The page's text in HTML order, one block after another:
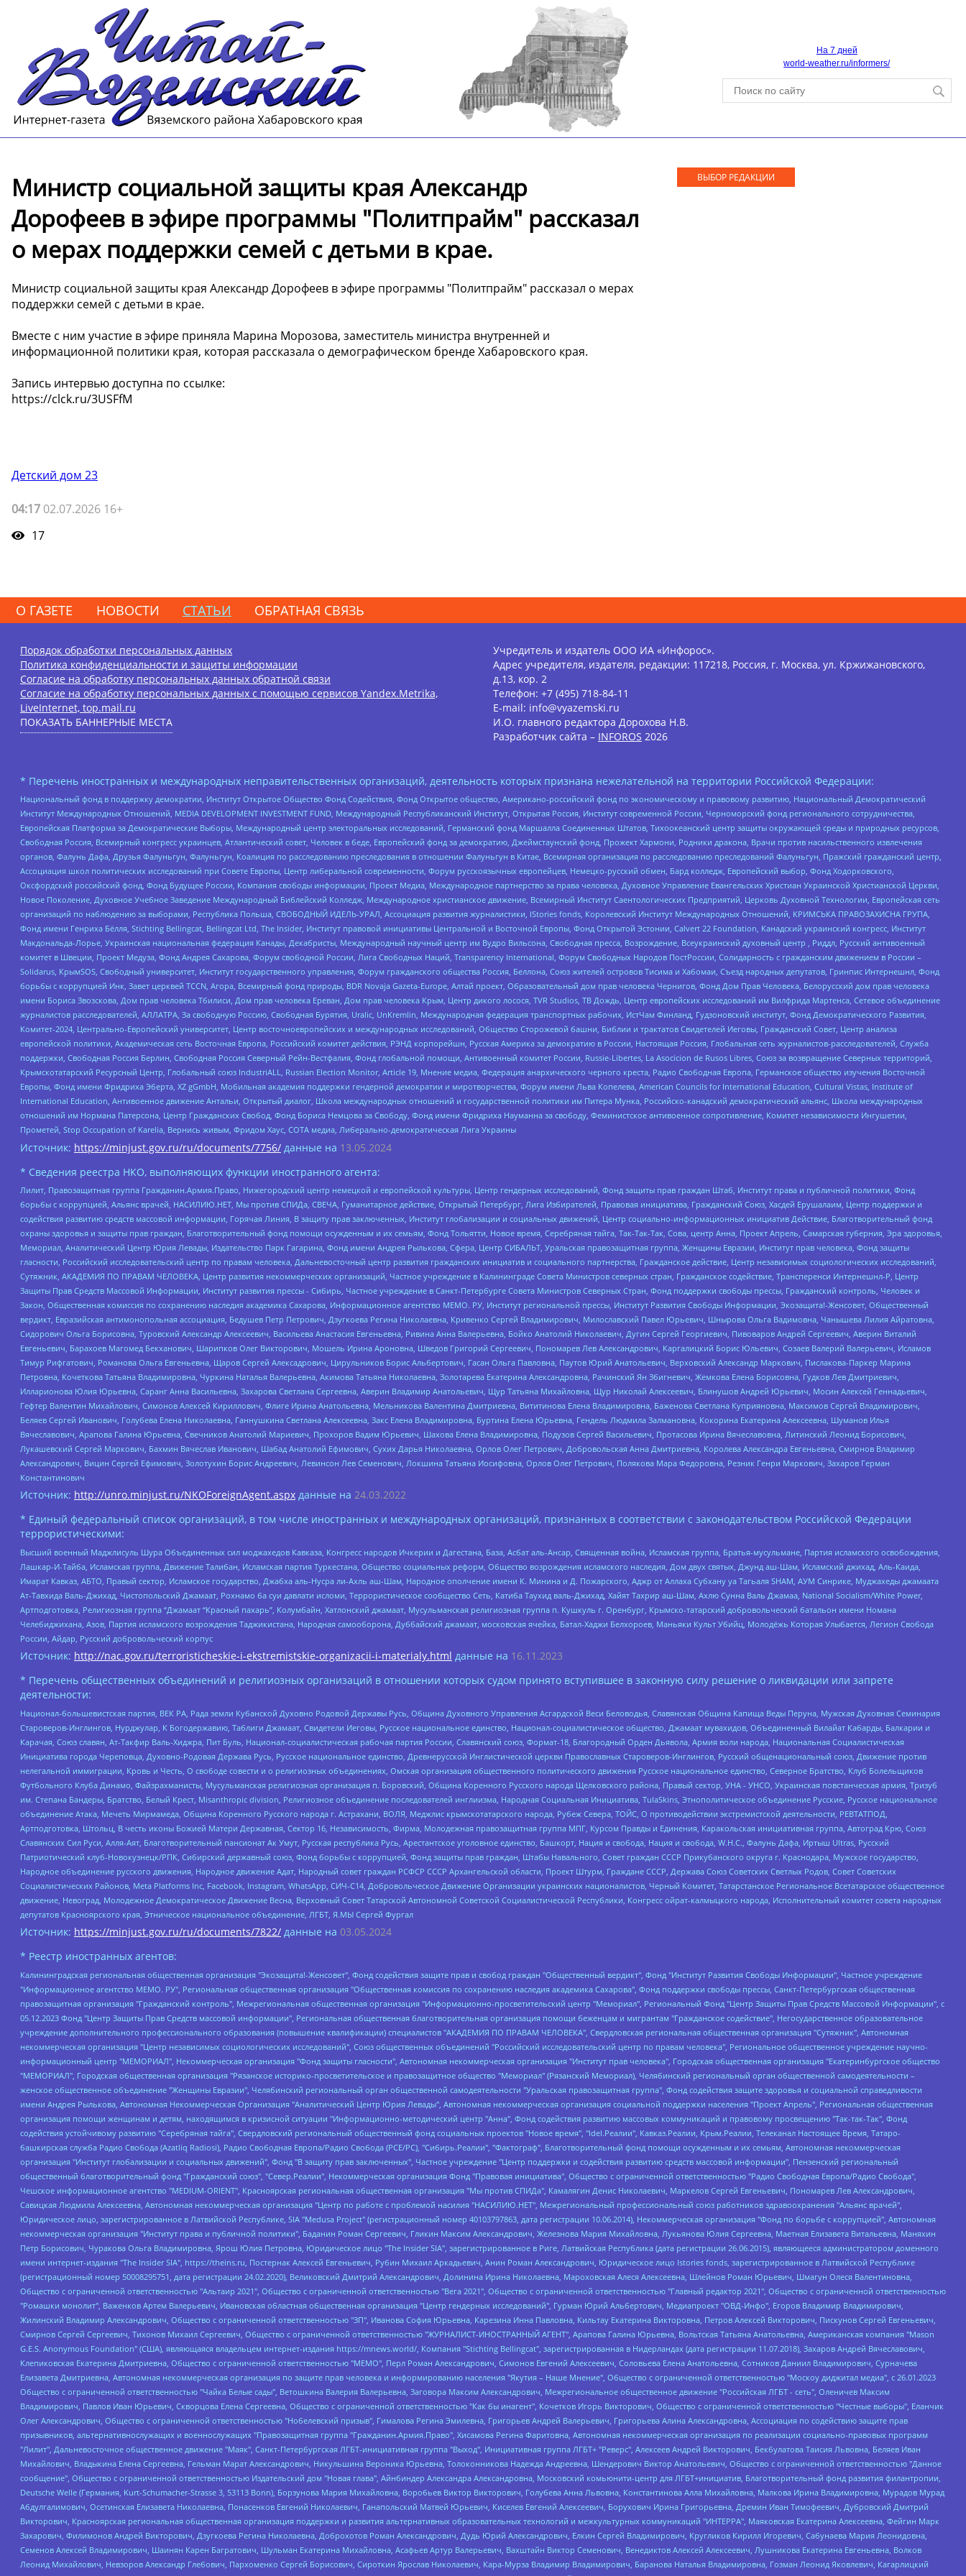
На 7 дней
world-weather.ru/informers/
Министр социальной защиты края Александр
Дорофеев в эфире программы "Политпрайм" рассказал
о мерах поддержки семей с детьми в крае.
Министр социальной защиты края Александр Дорофеев в эфире программы "Политпрайм" рассказал о мерах
поддержки семей с детьми в крае.
Вместе с ним участие в эфире приняла Марина Морозова, заместитель министра внутренней и
информационной политики края, которая рассказала о демографическом бренде Хабаровского края.
Запись интервью доступна по ссылке:
https://clck.ru/3USFfM
Детский дом 23
04:17 02.07.2026 16+
17
ВЫБОР РЕДАКЦИИ
О ГАЗЕТЕ НОВОСТИ СТАТЬИ ОБРАТНАЯ СВЯЗЬ
Порядок обработки персональных данных
Политика конфиденциальности и защиты информации
Согласие на обработку персональных данных обратной связи
Согласие на обработку персональных данных с помощью сервисов Yandex.Metrika,
LiveInternet, top.mail.ru
ПОКАЗАТЬ БАННЕРНЫЕ МЕСТА
Учредитель и издатель ООО ИА «Инфорос».
Адрес учредителя, издателя, редакции: 117218, Россия, г. Москва, ул. Кржижановского,
д.13, кор. 2
Телефон: +7 (495) 718-84-11
E-mail: info@vyazemski.ru
И.О. главного редактора Дорохова Н.В.
Разработчик сайта – INFOROS 2026
* Перечень иностранных и международных неправительственных организаций, деятельность которых признана нежелательной на территории Российской Федерации:
Национальный фонд в поддержку демократии, Институт Открытое Общество Фонд Содействия, Фонд Открытое общество, Американо-российский фонд по экономическому и правовому развитию, Национальный Демократический
Институт Международных Отношений, MEDIA DEVELOPMENT INVESTMENT FUND, Международный Республиканский Институт, Открытая Россия, Институт современной России, Черноморский фонд регионального сотрудничества,
Европейская Платформа за Демократические Выборы, Международный центр электоральных исследований, Германский фонд Маршалла Соединенных Штатов, Тихоокеанский центр защиты окружающей среды и природных ресурсов,
Свободная Россия, Всемирный конгресс украинцев, Атлантический совет, Человек в беде, Европейский фонд за демократию, Джеймстаунский фонд, Прожект Хармони, Родники дракона, Врачи против насильственного извлечения
органов, Фалунь Дафа, Друзья Фалуньгун, Фалуньгун, Коалиция по расследованию преследования в отношении Фалуньгун в Китае, Всемирная организация по расследованию преследований Фалуньгун, Пражский гражданский центр,
Ассоциация школ политических исследований при Совете Европы, Центр либеральной современности, Форум русскоязычных европейцев, Немецко-русский обмен, Бард колледж, Европейский выбор, Фонд Ходорковского,
Оксфордский российский фонд, Фонд Будущее России, Компания свободы информации, Проект Медиа, Международное партнерство за права человека, Духовное Управление Евангельских Христиан Украинской Христианской Церкви,
Новое Поколение, Духовное Учебное Заведение Международный Библейский Колледж, Международное христианское движение, Всемирный Институт Саентологических Предприятий, Церковь Духовной Технологии, Европейская сеть
организаций по наблюдению за выборами, Республика Польша, СВОБОДНЫЙ ИДЕЛЬ-УРАЛ, Ассоциация развития журналистики, IStories fonds, Королевский Институт Международных Отношений, КРИМСЬКА ПРАВОЗАХИСНА ГРУПА,
Фонд имени Генриха Бёлля, Stichting Bellingcat, Bellingcat Ltd, The Insider, Институт правовой инициативы Центральной и Восточной Европы, Фонд Открытой Эстонии, Calvert 22 Foundation, Канадский украинский конгресс, Институт
Макдональда-Лорье, Украинская национальная федерация Канады, Декабристы, Международный научный центр им Вудро Вильсона, Свободная пресса, Возрождение, Всеукраинский духовный центр , Риддл, Русский антивоенный
комитет в Швеции, Проект Медуза, Фонд Андрея Сахарова, Форум свободной России, Лига Свободных Наций, Transparеncy International, Форум Свободных Народов ПостРоссии, Солидарность с гражданским движением в России –
Solidarus, КрымSOS, Свободный университет, Институт государственного управления, Форум гражданского общества Россия, Беллона, Союз жителей островов Тисима и Хабомаи, Съезд народных депутатов, Гринпис Интернешнл, Фонд
борьбы с коррупцией Инк, Завет церквей TCCN, Агора, Всемирный фонд природы, BDR Novaja Gazeta-Europe, Алтай проект, Образовательный дом прав человека Чернигов, Фонд Дом Прав Человека, Белорусский дом прав человека
имени Бориса Звозскова, Дом прав человека Тбилиси, Дом прав человека Ереван, Дом прав человека Крым, Центр дикого лосося, TVR Studios, ТВ Дождь, Центр европейских исследований им Вилфрида Мартенса, Сетевое объединение
журналистов расследователей, АЛЛАТРА, За свободную Россию, Свободная Бурятия, Uralic, UnKremlin, Международная федерация транспортных рабочих, ИстЧам Финланд, Гудзоновский институт, Фонд Демократического Развития,
Комитет-2024, Центрально-Европейский университет, Центр восточноевропейских и международных исследований, Общество Сторожевой башни, Библии и трактатов Свидетелей Иеговы, Гражданский Совет, Центр анализа
европейской политики, Академическая сеть Восточная Европа, Российский комитет действия, РЭНД корпорейшн, Русская Америка за демократию в России, Настоящая Россия, Глобальная сеть журналистов-расследователей, Служба
поддержки, Свободная Россия Берлин, Свободная Россия Северный Рейн-Вестфалия, Фонд глобальной помощи, Антивоенный комитет России, Russie-Libertes, La Asocicion de Rusos Libres, Союз за возвращение Северных территорий,
Крымскотатарский Ресурсный Центр, Глобальный союз IndustriALL, Russian Election Monitor, Article 19, Мнение медиа, Федерация анархического черного креста, Радио Свободная Европа, Германское общество изучения Восточной
Европы, Фонд имени Фридриха Эберта, XZ gGmbH, Мобильная академия поддержки гендерной демократии и миротворчества, Форум имени Льва Копелева, American Councils for International Education, Cultural Vistas, Institute of
International Education, Антивоенное движение Антальи, Открытый диалог, Школа международных отношений и государственной политики им Питера Мунка, Российско-канадский демократический альянс, Школа международных
отношений им Нормана Патерсона, Центр Гражданских Свобод, Фонд Бориса Немцова за Свободу, Фонд имени Фридриха Науманна за свободу, Феминистское антивоенное сопротивление, Комитет независимости Ингушетии,
Прометей, Stop Occupation of Karelia, Вернись живым, Фридом Хаус, СОТА медиа, Либерально-демократическая Лига Украины
Источник: https://minjust.gov.ru/ru/documents/7756/ данные на 13.05.2024
* Сведения реестра НКО, выполняющих функции иностранного агента:
Лилит, Правозащитная группа Гражданин.Армия.Право, Нижегородский центр немецкой и европейской культуры, Центр гендерных исследований, Фонд защиты прав граждан Штаб, Институт права и публичной политики, Фонд
борьбы с коррупцией, Альянс врачей, НАСИЛИЮ.НЕТ, Мы против СПИДа, СВЕЧА, Гуманитарное действие, Открытый Петербург, Лига Избирателей, Правовая инициатива, Гражданский Союз, Хасдей Ерушалаим, Центр поддержки и
содействия развитию средств массовой информации, Горячая Линия, В защиту прав заключенных, Институт глобализации и социальных движений, Центр социально-информационных инициатив Действие, Благотворительный фонд
охраны здоровья и защиты прав граждан, Благотворительный фонд помощи осужденным и их семьям, Фонд Тольятти, Новое время, Серебряная тайга, Так-Так-Так, Сова, центр Анна, Проект Апрель, Самарская губерния, Эра здоровья,
Мемориал, Аналитический Центр Юрия Левады, Издательство Парк Гагарина, Фонд имени Андрея Рылькова, Сфера, Центр СИБАЛЬТ, Уральская правозащитная группа, Женщины Евразии, Институт прав человека, Фонд защиты
гласности, Российский исследовательский центр по правам человека, Дальневосточный центр развития гражданских инициатив и социального партнерства, Гражданское действие, Центр независимых социологических исследований,
Сутяжник, АКАДЕМИЯ ПО ПРАВАМ ЧЕЛОВЕКА, Центр развития некоммерческих организаций, Частное учреждение в Калининграде Совета Министров северных стран, Гражданское содействие, Трансперенси Интернешнл-Р, Центр
Защиты Прав Средств Массовой Информации, Институт развития прессы - Сибирь, Частное учреждение в Санкт-Петербурге Совета Министров Северных Стран, Фонд поддержки свободы прессы, Гражданский контроль, Человек и
Закон, Общественная комиссия по сохранению наследия академика Сахарова, Информационное агентство МЕМО. РУ, Институт региональной прессы, Институт Развития Свободы Информации, Экозащита!-Женсовет, Общественный
вердикт, Евразийская антимонопольная ассоциация, Бедушев Петр Петрович, Дзугкоева Регина Николаевна, Кривенко Сергей Владимирович, Милославский Павел Юрьевич, Шнырова Ольга Вадимовна, Чанышева Лилия Айратовна,
Сидорович Ольга Борисовна, Туровский Александр Алексеевич, Васильева Анастасия Евгеньевна, Ривина Анна Валерьевна, Бойко Анатолий Николаевич, Дугин Сергей Георгиевич, Пивоваров Андрей Сергеевич, Аверин Виталий
Евгеньевич, Барахоев Магомед Бекханович, Шарипков Олег Викторович, Мошель Ирина Ароновна, Шведов Григорий Сергеевич, Пономарев Лев Александрович, Каргалицкий Борис Юльевич, Созаев Валерий Валерьевич, Исламов
Тимур Рифгатович, Романова Ольга Евгеньевна, Щаров Сергей Алексадрович, Цирульников Борис Альбертович, Гасан Ольга Павловна, Паутов Юрий Анатольевич, Верховский Александр Маркович, Пислакова-Паркер Марина
Петровна, Кочеткова Татьяна Владимировна, Чуркина Наталья Валерьевна, Акимова Татьяна Николаевна, Золотарева Екатерина Александровна, Рачинский Ян Збигневич, Жемкова Елена Борисовна, Гудков Лев Дмитриевич,
Илларионова Юлия Юрьевна, Саранг Анна Васильевна, Захарова Светлана Сергеевна, Аверин Владимир Анатольевич, Щур Татьяна Михайловна, Щур Николай Алексеевич, Блинушов Андрей Юрьевич, Мосин Алексей Геннадьевич,
Гефтер Валентин Михайлович, Симонов Алексей Кириллович, Флиге Ирина Анатольевна, Мельникова Валентина Дмитриевна, Вититинова Елена Владимировна, Баженова Светлана Куприяновна, Максимов Сергей Владимирович,
Беляев Сергей Иванович, Голубева Елена Николаевна, Ганнушкина Светлана Алексеевна, Закс Елена Владимировна, Буртина Елена Юрьевна, Гендель Людмила Залмановна, Кокорина Екатерина Алексеевна, Шуманов Илья
Вячеславович, Арапова Галина Юрьевна, Свечников Анатолий Мариевич, Прохоров Вадим Юрьевич, Шахова Елена Владимировна, Подузов Сергей Васильевич, Протасова Ирина Вячеславовна, Литинский Леонид Борисович,
Лукашевский Сергей Маркович, Бахмин Вячеслав Иванович, Шабад Анатолий Ефимович, Сухих Дарья Николаевна, Орлов Олег Петрович, Добровольская Анна Дмитриевна, Королева Александра Евгеньевна, Смирнов Владимир
Александрович, Вицин Сергей Ефимович, Золотухин Борис Андреевич, Левинсон Лев Семенович, Локшина Татьяна Иосифовна, Орлов Олег Петрович, Полякова Мара Федоровна, Резник Генри Маркович, Захаров Герман
Константинович
Источник: http://unro.minjust.ru/NKOForeignAgent.aspx данные на 24.03.2022
* Единый федеральный список организаций, в том числе иностранных и международных организаций, признанных в соответствии с законодательством Российской Федерации
террористическими:
Высший военный Маджлисуль Шура Объединенных сил моджахедов Кавказа, Конгресс народов Ичкерии и Дагестана, База, Асбат аль-Ансар, Священная война, Исламская группа, Братья-мусульмане, Партия исламского освобождения,
Лашкар-И-Тайба, Исламская группа, Движение Талибан, Исламская партия Туркестана, Общество социальных реформ, Общество возрождения исламского наследия, Дом двух святых, Джунд аш-Шам, Исламский джихад, Аль-Каида,
Имарат Кавказ, АБТО, Правый сектор, Исламское государство, Джабха аль-Нусра ли-Ахль аш-Шам, Народное ополчение имени К. Минина и Д. Пожарского, Аджр от Аллаха Субхану уа Тагьаля SHAM, АУМ Синрике, Муджахеды джамаата
Ат-Тавхида Валь-Джихад, Чистопольский Джамаат, Рохнамо ба суи давлати исломи, Террористическое сообщество Сеть, Катиба Таухид валь-Джихад, Хайят Тахрир аш-Шам, Ахлю Сунна Валь Джамаа, National Socialism/White Power,
Артподготовка, Религиозная группа “Джамаат “Красный пахарь”, Колумбайн, Хатлонский джамаат, Мусульманская религиозная группа п. Кушкуль г. Оренбург, Крымско-татарский добровольческий батальон имени Номана
Челебиджихана, Азов, Партия исламского возрождения Таджикистана, Народная самооборона, Дуббайский джамаат, московская ячейка, Батал-Хаджи Белхороев, Маньяки Культ Убийц, Молодёжь Которая Улыбается, Легион Свобода
России, Айдар, Русский добровольческий корпус
Источник: http://nac.gov.ru/terroristicheskie-i-ekstremistskie-organizacii-i-materialy.html данные на 16.11.2023
* Перечень общественных объединений и религиозных организаций в отношении которых судом принято вступившее в законную силу решение о ликвидации или запрете
деятельности:
Национал-большевистская партия, ВЕК РА, Рада земли Кубанской Духовно Родовой Державы Русь, Община Духовного Управления Асгардской Веси Беловодья, Славянская Община Капища Веды Перуна, Мужская Духовная Семинария
Староверов-Инглингов, Нурджулар, К Богодержавию, Таблиги Джамаат, Свидетели Иеговы, Русское национальное единство, Национал-социалистическое общество, Джамаат мувахидов, Объединенный Вилайат Кабарды, Балкарии и
Карачая, Союз славян, Ат-Такфир Валь-Хиджра, Пит Буль, Национал-социалистическая рабочая партия России, Славянский союз, Формат-18, Благородный Орден Дьявола, Армия воли народа, Национальная Социалистическая
Инициатива города Череповца, Духовно-Родовая Держава Русь, Русское национальное единство, Древнерусской Инглистической церкви Православных Староверов-Инглингов, Русский общенациональный союз, Движение против
нелегальной иммиграции, Кровь и Честь, О свободе совести и о религиозных объединениях, Омская организация общественного политического движения Русское национальное единство, Северное Братство, Клуб Болельщиков
Футбольного Клуба Динамо, Файзрахманисты, Мусульманская религиозная организация п. Боровский, Община Коренного Русского народа Щелковского района, Правый сектор, УНА - УНСО, Украинская повстанческая армия, Тризуб
им. Степана Бандеры, Братство, Белый Крест, Misanthropic division, Религиозное объединение последователей инглиизма, Народная Социальная Инициатива, TulaSkins, Этнополитическое объединение Русские, Русское национальное
объединение Атака, Мечеть Мирмамеда, Община Коренного Русского народа г. Астрахани, ВОЛЯ, Меджлис крымскотатарского народа, Рубеж Севера, ТОЙС, О противодействии экстремистской деятельности, РЕВТАТПОД,
Артподготовка, Штольц, В честь иконы Божией Матери Державная, Сектор 16, Независимость, Фирма, Молодежная правозащитная группа МПГ, Курсом Правды и Единения, Каракольская инициативная группа, Автоград Крю, Союз
Славянских Сил Руси, Алля-Аят, Благотворительный пансионат Ак Умут, Русская республика Русь, Арестантское уголовное единство, Башкорт, Нация и свобода, Нация и свобода, W.H.С., Фалунь Дафа, Иртыш Ultras, Русский
Патриотический клуб-Новокузнецк/РПК, Сибирский державный союз, Фонд борьбы с коррупцией, Фонд защиты прав граждан, Штабы Навального, Совет граждан СССР Прикубанского округа г. Краснодара, Мужское государство,
Народное объединение русского движения, Народное движение Адат, Народный совет граждан РСФСР СССР Архангельской области, Проект Штурм, Граждане СССР, Держава Союз Советских Светлых Родов, Совет Советских
Социалистических Районов, Meta Platforms Inc, Facebook, Instagram, WhatsApp, СИЧ-С14, Добровольческое Движение Организации украинских националистов, Черный Комитет, Татарстанское Региональное Всетатарское общественное
движение, Невоград, Молодежное Демократическое Движение Весна, Верховный Совет Татарской Автономной Советской Социалистической Республики, Конгресс ойрат-калмыцкого народа, Исполнительный комитет совета народных
депутатов Красноярского края, Этническое национальное объединение, ЛГБТ, Я.МЫ Сергей Фургал
Источник: https://minjust.gov.ru/ru/documents/7822/ данные на 03.05.2024
* Реестр иностранных агентов:
Калининградская региональная общественная организация "Экозащита!-Женсовет", Фонд содействия защите прав и свобод граждан "Общественный вердикт", Фонд "Институт Развития Свободы Информации", Частное учреждение "Информационное агентство МЕМО. РУ", Региональная общественная организация "Общественная комиссия по сохранению наследия академика Сахарова", Фонд поддержки свободы прессы, Санкт-Петербургская общественная правозащитная организация "Гражданский контроль", Межрегиональная общественная организация "Информационно-просветительский центр "Мемориал", Региональный Фонд "Центр Защиты Прав Средств Массовой Информации", с 05.12.2023 Фонд "Центр Защиты Прав Средств массовой информации", Региональная общественная благотворительная организация помощи беженцам и мигрантам "Гражданское содействие", Негосударственное образовательное учреждение дополнительного профессионального образования (повышение квалификации) специалистов "АКАДЕМИЯ ПО ПРАВАМ ЧЕЛОВЕКА", Свердловская региональная общественная организация "Сутяжник", Автономная некоммерческая организация "Центр независимых социологических исследований", Союз общественных объединений "Российский исследовательский центр по правам человека", Региональное общественное учреждение научно-информационный центр "МЕМОРИАЛ", Некоммерческая организация "Фонд защиты гласности", Автономная некоммерческая организация "Институт прав человека", Городская общественная организация "Екатеринбургское общество "МЕМОРИАЛ", Городская общественная организация "Рязанское историко-просветительское и правозащитное общество "Мемориал" (Рязанский Мемориал), Челябинский региональный орган общественной самодеятельности – женское общественное объединение "Женщины Евразии", Челябинский региональный орган общественной самодеятельности "Уральская правозащитная группа", Фонд содействия защите здоровья и социальной справедливости имени Андрея Рылькова, Автономная Некоммерческая Организация "Аналитический Центр Юрия Левады", Автономная некоммерческая организация социальной поддержки населения "Проект Апрель", Региональная общественная организация помощи женщинам и детям, находящимся в кризисной ситуации "Информационно-методический центр "Анна", Фонд содействия развитию массовых коммуникаций и правовому просвещению "Так-так-Так", Фонд содействия устойчивому развитию "Серебряная тайга", Свердловский региональный общественный фонд социальных проектов "Новое время", "Idel.Реалии", Кавказ.Реалии, Крым.Реалии, Телеканал Настоящее Время, Татаро-башкирская служба Радио Свобода (Azatliq Radiosi), Радио Свободная Европа/Радио Свобода (PCE/PC), "Сибирь.Реалии", "Фактограф", Благотворительный фонд помощи осужденным и их семьям, Автономная некоммерческая организация "Институт глобализации и социальных движений", Фонд "В защиту прав заключенных", Частное учреждение "Центр поддержки и содействия развитию средств массовой информации", Пензенский региональный общественный благотворительный фонд "Гражданский союз", "Север.Реалии", Некоммерческая организация Фонд "Правовая инициатива", Общество с ограниченной ответственностью "Радио Свободная Европа/Радио Свобода", Чешское информационное агентство "MEDIUM-ORIENT", Красноярская региональная общественная организация "Мы против СПИДа", Камалягин Денис Николаевич, Маркелов Сергей Евгеньевич, Пономарев Лев Александрович, Савицкая Людмила Алексеевна, Автономная некоммерческая организация "Центр по работе с проблемой насилия "НАСИЛИЮ.НЕТ", Межрегиональный профессиональный союз работников здравоохранения "Альянс врачей", Юридическое лицо, зарегистрированное в Латвийской Республике, SIA "Medusa Project" (регистрационный номер 40103797863, дата регистрации 10.06.2014), Некоммерческая организация "Фонд по борьбе с коррупцией", Автономная некоммерческая организация "Институт права и публичной политики", Баданин Роман Сергеевич, Гликин Максим Александрович, Железнова Мария Михайловна, Лукьянова Юлия Сергеевна, Маетная Елизавета Витальевна, Маняхин Петр Борисович, Чуракова Ольга Владимировна, Ярош Юлия Петровна, Юридическое лицо "The Insider SIA", зарегистрированное в Риге, Латвийская Республика (дата регистрации 26.06.2015), являющееся администратором доменного имени интернет-издания "The Insider SIA", https://theins.ru, Постернак Алексей Евгеньевич, Рубин Михаил Аркадьевич, Анин Роман Александрович, Юридическое лицо Istories fonds, зарегистрированное в Латвийской Республике (регистрационный номер 50008295751, дата регистрации 24.02.2020), Великовский Дмитрий Александрович, Долинина Ирина Николаевна, Мароховская Алеся Алексеевна, Шлейнов Роман Юрьевич, Шмагун Олеся Валентиновна, Общество с ограниченной ответственностью "Альтаир 2021", Общество с ограниченной ответственностью "Вега 2021", Общество с ограниченной ответственностью "Главный редактор 2021", Общество с ограниченной ответственностью "Ромашки монолит", Важенков Артем Валерьевич, Ивановская областная общественная организация "Центр гендерных исследований", Гурман Юрий Альбертович, Медиапроект "ОВД-Инфо", Егоров Владимир Владимирович, Жилинский Владимир Александрович, Общество с ограниченной ответственностью "ЗП", Иванова София Юрьевна, Карезина Инна Павловна, Кильтау Екатерина Викторовна, Петров Алексей Викторович, Пискунов Сергей Евгеньевич, Смирнов Сергей Сергеевич, Тихонов Михаил Сергеевич, Общество с ограниченной ответственностью "ЖУРНАЛИСТ-ИНОСТРАННЫЙ АГЕНТ", Арапова Галина Юрьевна, Вольтская Татьяна Анатольевна, Американская компания "Mason G.E.S. Anonymous Foundation" (США), являющаяся владельцем интернет-издания https://mnews.world/, Компания "Stichting Bellingcat", зарегистрированная в Нидерландах (дата регистрации 11.07.2018), Захаров Андрей Вячеславович, Клепиковская Екатерина Дмитриевна, Общество с ограниченной ответственностью "МЕМО", Перл Роман Александрович, Симонов Евгений Алексеевич, Соловьева Елена Анатольевна, Сотников Даниил Владимирович, Сурначева Елизавета Дмитриевна, Автономная некоммерческая организация по защите прав человека и информированию населения "Якутия – Наше Мнение", Общество с ограниченной ответственностью "Москоу диджитал медиа", с 26.01.2023 Общество с ограниченной ответственностью "Чайка Белые сады", Ветошкина Валерия Валерьевна, Заговора Максим Александрович, Межрегиональное общественное движение "Российская ЛГБТ - сеть", Оленичев Максим Владимирович, Павлов Иван Юрьевич, Скворцова Елена Сергеевна, Общество с ограниченной ответственностью "Как бы инагент", Кочетков Игорь Викторович, Общество с ограниченной ответственностью "Честные выборы", Еланчик Олег Александрович, Общество с ограниченной ответственностью "Нобелевский призыв", Гималова Регина Эмилевна, Григорьев Андрей Валерьевич, Григорьева Алина Александровна, Ассоциация по содействию защите прав призывников, альтернативнослужащих и военнослужащих "Правозащитная группа "Гражданин.Армия.Право", Хисамова Регина Фаритовна, Автономная некоммерческая организация по реализации социально-правовых программ "Лилит", Дальневосточное общественное движение "Маяк", Санкт-Петербургская ЛГБТ-инициативная группа "Выход", Инициативная группа ЛГБТ+ "Реверс", Алексеев Андрей Викторович, Бекбулатова Таисия Львовна, Беляев Иван Михайлович, Владыкина Елена Сергеевна, Гельман Марат Александрович, Никульшина Вероника Юрьевна, Толоконникова Надежда Андреевна, Шендерович Виктор Анатольевич, Общество с ограниченной ответственностью "Данное сообщение", Общество с ограниченной ответственностью Издательский дом "Новая глава", Айнбиндер Александра Александровна, Московский комьюнити-центр для ЛГБТ+инициатив, Благотворительный фонд развития филантропии, Deutsche Welle (Германия, Kurt-Schumacher-Strasse 3, 53113 Bonn), Борзунова Мария Михайловна, Воробьев Виктор Викторович, Голубева Анна Львовна, Константинова Алла Михайловна, Малкова Ирина Владимировна, Мурадов Мурад Абдулгалимович, Осетинская Елизавета Николаевна, Понасенков Евгений Николаевич, Ганапольский Матвей Юрьевич, Киселев Евгений Алексеевич, Борухович Ирина Григорьевна, Дремин Иван Тимофеевич, Дубровский Дмитрий Викторович, Красноярская региональная общественная организация поддержки и развития альтернативных образовательных технологий и межкультурных коммуникаций "ИНТЕРРА", Маяковская Екатерина Алексеевна, Фейгин Марк Захарович, Филимонов Андрей Викторович, Дзугкоева Регина Николаевна, Доброхотов Роман Александрович, Дудь Юрий Александрович, Елкин Сергей Владимирович, Кругликов Кирилл Игоревич, Сабунаева Мария Леонидовна, Семенов Алексей Владимирович, Шаинян Карен Багратович, Шульман Екатерина Михайловна, Асафьев Артур Валерьевич, Вахштайн Виктор Семенович, Венедиктов Алексей Алексеевич, Лушникова Екатерина Евгеньевна, Волков Леонид Михайлович, Невзоров Александр Глебович, Пархоменко Сергей Борисович, Сироткин Ярослав Николаевич, Кара-Мурза Владимир Владимирович, Баранова Наталья Владимировна, Гозман Леонид Яковлевич, Кагарлицкий Борис Юльевич, Климарев Михаил Валерьевич, Милов Владимир Станиславович, Автономная некоммерческая организация Краснодарский центр современного искусства "Типография", Моргенштерн Алишер Тагирович, Соболь Любовь Эдуардовна, Общество с ограниченной ответственностью "ЛИЗА НОРМ", Каспаров Гарри Кимович, Ходорковский Михаил Борисович, Общество с ограниченной ответственностью "Апрельские тезисы", Данилович Ирина Брониславовна, Кашин Олег Владимирович, Петров Николай Владимирович, Пивоваров Алексей Владимирович, Соколов Михаил Владимирович, Цветкова Юлия Владимировна, Чичваркин Евгений Александрович, Комитет против пыток/Команда против пыток, Общество с ограниченной ответственностью "Первый научный", Общество с ограниченной ответственностью "Вертолет и ко", Белоцерковская Вероника Борисовна, Кац Максим Евгеньевич, Лазарева Татьяна Юрьевна, Шаведдинов Руслан Табризович, Яшин Илья Валерьевич, Общество с ограниченной ответственностью "Иноагент ААВ", Алешковский Дмитрий Петрович, Альбац Евгения Марковна, Быков Дмитрий Львович, Галямина Юлия Евгеньевна, Лойко Сергей Леонидович, Мартынов Кирилл Константинович, Медведев Сергей Александрович, Крашенинников Федор Геннадиевич, Гордеева Катерина Вл